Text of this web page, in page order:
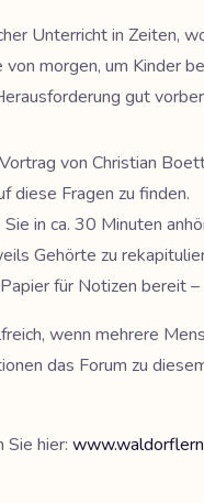
Unterricht in Zeiten,
morgen, um Kinder
gut
von Christian
diese Fragen zu finden.
in ca. 30 Minuten
Gehörte zu
für Notizen bereit
wenn mehrere
das Forum zu
hier: